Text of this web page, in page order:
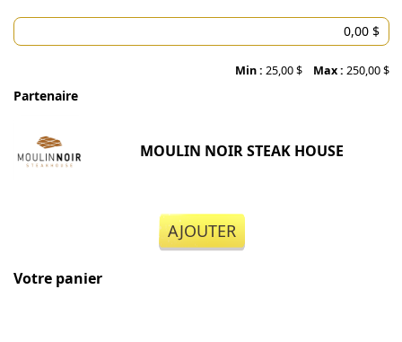
Min : 25,00 $ Max : 250,00 $
Partenaire
MOULIN NOIR STEAK HOUSE
AJOUTER
Votre panier